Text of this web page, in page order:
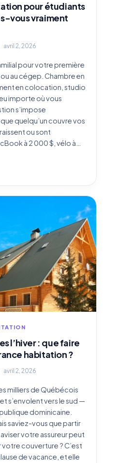
pour étudiants
vous vraiment
avril 2, 2026
pour votre première
au cégep. Chambre en
en colocation, studio
importe où vous
s’impose
quelqu’un couvre vos
ou sont
à 2 000 $, vélo à…
l’hiver : que faire
habitation ?
avril 2, 2026
milliers de Québécois
s’envolent vers le sud —
dominicaine.
saviez-vous que partir
votre assureur peut
couverture ? C’est
de vacance, et elle